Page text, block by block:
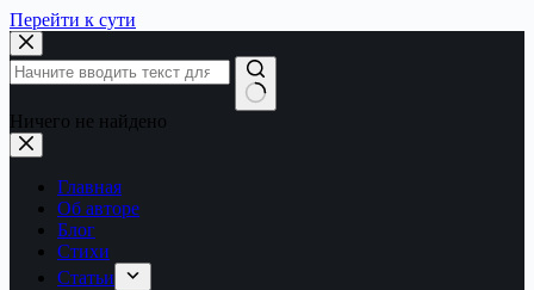
Перейти к сути
Ничего не найдено
Главная
Об авторе
Блог
Стихи
Статьи